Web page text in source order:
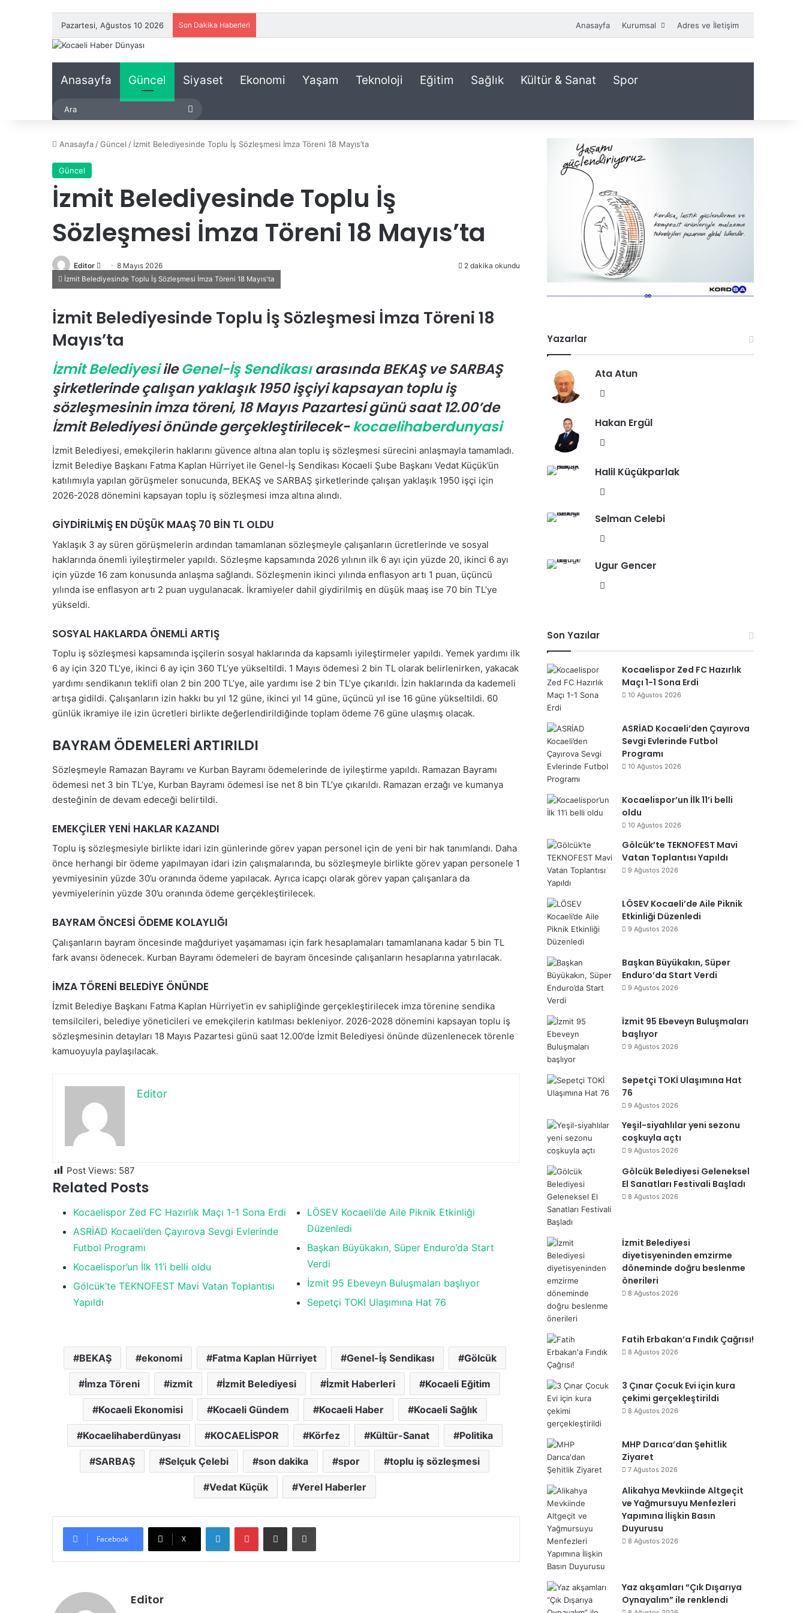
Pazartesi, Ağustos 10 2026 Son Dakika Haberleri Anasayfa Kurumsal Adres ve İletişim
Anasayfa Güncel Siyaset Ekonomi Yaşam Teknoloji Eğitim Sağlık Kültür & Sanat Spor
Anasayfa /Güncel / İzmit Belediyesinde Toplu İş Sözleşmesi İmza Töreni 18 Mayıs’ta
Güncel
İzmit Belediyesinde Toplu İş
Sözleşmesi İmza Töreni 18 Mayıs’ta
Editor
i
-
p
s
a
g
ö
d
e
r
m
k
8 Mayıs 2026 2 dakika okundu
İzmit Belediyesinde Toplu İş Sözleşmesi İmza Töreni 18 Mayıs'ta
İzmit Belediyesinde Toplu İş Sözleşmesi İmza Töreni 18
Mayıs’ta
İzmit BelediyesiileGenel-İş Sendikasıarasında BEKAŞ ve SARBAŞ
şirketlerinde çalışan yaklaşık 1950 işçiyi kapsayan toplu iş
sözleşmesinin imza töreni, 18 Mayıs Pazartesi günü saat 12.00’de
İzmit Belediyesi önünde gerçekleştirilecek-kocaelihaberdunyasi
İzmit Belediyesi, emekçilerin haklarını güvence altına alan toplu iş sözleşmesi sürecini anlaşmayla tamamladı.
İzmit Belediye Başkanı Fatma Kaplan Hürriyet ile Genel-İş Sendikası Kocaeli Şube Başkanı Vedat Küçük’ün
katılımıyla yapılan görüşmeler sonucunda, BEKAŞ ve SARBAŞ şirketlerinde çalışan yaklaşık 1950 işçi için
2026-2028 dönemini kapsayan toplu iş sözleşmesi imza altına alındı.
GİYDİRİLMİŞ EN DÜŞÜK MAAŞ 70 BİN TL OLDU
Yaklaşık 3 ay süren görüşmelerin ardından tamamlanan sözleşmeyle çalışanların ücretlerinde ve sosyal
haklarında önemli iyileştirmeler yapıldı. Sözleşme kapsamında 2026 yılının ilk 6 ayı için yüzde 20, ikinci 6 ayı
için yüzde 16 zam konusunda anlaşma sağlandı. Sözleşmenin ikinci yılında enflasyon artı 1 puan, üçüncü
yılında ise enflasyon artı 2 puan uygulanacak. İkramiyeler dahil giydirilmiş en düşük maaş ise 70 bin TL’ye
yükseldi.
SOSYAL HAKLARDA ÖNEMLİ ARTIŞ
Toplu iş sözleşmesi kapsamında işçilerin sosyal haklarında da kapsamlı iyileştirmeler yapıldı. Yemek yardımı ilk
6 ay için 320 TL’ye, ikinci 6 ay için 360 TL’ye yükseltildi. 1 Mayıs ödemesi 2 bin TL olarak belirlenirken, yakacak
yardımı sendikanın teklifi olan 2 bin 200 TL’ye, aile yardımı ise 2 bin TL’ye çıkarıldı. İzin haklarında da kademeli
artışa gidildi. Çalışanların izin hakkı bu yıl 12 güne, ikinci yıl 14 güne, üçüncü yıl ise 16 güne yükseltildi. 60
günlük ikramiye ile izin ücretleri birlikte değerlendirildiğinde toplam ödeme 76 güne ulaşmış olacak.
BAYRAM ÖDEMELERİ ARTIRILDI
Sözleşmeyle Ramazan Bayramı ve Kurban Bayramı ödemelerinde de iyileştirme yapıldı. Ramazan Bayramı
ödemesi net 3 bin TL’ye, Kurban Bayramı ödemesi ise net 8 bin TL’ye çıkarıldı. Ramazan erzağı ve kumanya
desteğinin de devam edeceği belirtildi.
EMEKÇİLER YENİ HAKLAR KAZANDI
Toplu iş sözleşmesiyle birlikte idari izin günlerinde görev yapan personel için de yeni bir hak tanımlandı. Daha
önce herhangi bir ödeme yapılmayan idari izin çalışmalarında, bu sözleşmeyle birlikte görev yapan personele 1
yevmiyesinin yüzde 30’u oranında ödeme yapılacak. Ayrıca icapçı olarak görev yapan çalışanlara da
yevmiyelerinin yüzde 30’u oranında ödeme gerçekleştirilecek.
BAYRAM ÖNCESİ ÖDEME KOLAYLIĞI
Çalışanların bayram öncesinde mağduriyet yaşamaması için fark hesaplamaları tamamlanana kadar 5 bin TL
fark avansı ödenecek. Kurban Bayramı ödemeleri de bayram öncesinde çalışanların hesaplarına yatırılacak.
İMZA TÖRENİ BELEDİYE ÖNÜNDE
İzmit Belediye Başkanı Fatma Kaplan Hürriyet’in ev sahipliğinde gerçekleştirilecek imza törenine sendika
temsilcileri, belediye yöneticileri ve emekçilerin katılması bekleniyor. 2026-2028 dönemini kapsayan toplu iş
sözleşmesinin detayları 18 Mayıs Pazartesi günü saat 12.00’de İzmit Belediyesi önünde düzenlenecek törenle
kamuoyuyla paylaşılacak.
Editor
Post Views: 587
Related Posts
Kocaelispor Zed FC Hazırlık Maçı 1-1 Sona Erdi
ASRİAD Kocaeli’den Çayırova Sevgi Evlerinde
Futbol Programı
Kocaelispor’un İlk 11’i belli oldu
Gölcük’te TEKNOFEST Mavi Vatan Toplantısı
Yapıldı
LÖSEV Kocaeli’de Aile Piknik Etkinliği
Düzenledi
Başkan Büyükakın, Süper Enduro’da Start
Verdi
İzmit 95 Ebeveyn Buluşmaları başlıyor
Sepetçi TOKİ Ulaşımına Hat 76
BEKAŞ ekonomi Fatma Kaplan Hürriyet Genel-İş Sendikası Gölcük
İmza Töreni izmit İzmit Belediyesi İzmit Haberleri Kocaeli Eğitim
Kocaeli Ekonomisi Kocaeli Gündem Kocaeli Haber Kocaeli Sağlık
Kocaelihaberdünyası KOCAELİSPOR Körfez Kültür-Sanat Politika
SARBAŞ Selçuk Çelebi son dakika spor toplu iş sözleşmesi
Vedat Küçük Yerel Haberler
Facebook X
Editor
Yazarlar
Ata Atun
sit
Hakan Ergül
sit
Halil Küçükparlak
sit
Selman Celebi
sit
Ugur Gencer
Son Yazılar
Kocaelispor Zed FC Hazırlık
Maçı 1-1 Sona Erdi
10 Ağustos 2026
ASRİAD Kocaeli’den Çayırova
Sevgi Evlerinde Futbol
Programı
10 Ağustos 2026
Kocaelispor’un İlk 11’i belli
oldu
10 Ağustos 2026
Gölcük’te TEKNOFEST Mavi
Vatan Toplantısı Yapıldı
9 Ağustos 2026
LÖSEV Kocaeli’de Aile Piknik
Etkinliği Düzenledi
9 Ağustos 2026
Başkan Büyükakın, Süper
Enduro’da Start Verdi
9 Ağustos 2026
İzmit 95 Ebeveyn Buluşmaları
başlıyor
9 Ağustos 2026
Sepetçi TOKİ Ulaşımına Hat
76
9 Ağustos 2026
Yeşil-siyahlılar yeni sezonu
coşkuyla açtı
9 Ağustos 2026
Gölcük Belediyesi Geleneksel
El Sanatları Festivali Başladı
8 Ağustos 2026
İzmit Belediyesi
diyetisyeninden emzirme
döneminde doğru beslenme
önerileri
8 Ağustos 2026
Fatih Erbakan’a Fındık Çağrısı!
8 Ağustos 2026
3 Çınar Çocuk Evi için kura
çekimi gerçekleştirildi
8 Ağustos 2026
MHP Darıca’dan Şehitlik
Ziyaret
7 Ağustos 2026
Alikahya Mevkiinde Altgeçit
ve Yağmursuyu Menfezleri
Yapımına İlişkin Basın
Duyurusu
8 Ağustos 2026
Yaz akşamları “Çık Dışarıya
Oynayalım” ile renklendi